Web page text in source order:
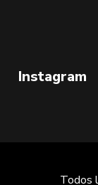
Instagram
Todos